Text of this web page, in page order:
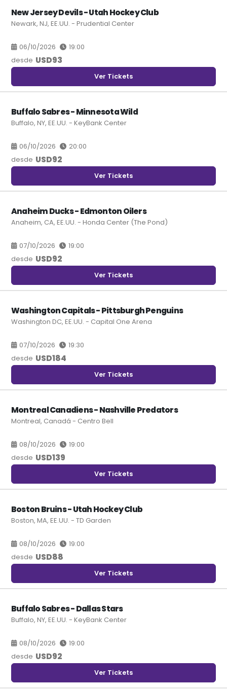
New Jersey Devils - Utah Hockey Club
Newark, NJ, EE.UU. - Prudential Center
06/10/2026
19:00
desde USD93
Ver Tickets
Buffalo Sabres - Minnesota Wild
Buffalo, NY, EE.UU. - KeyBank Center
06/10/2026
20:00
desde USD92
Ver Tickets
Anaheim Ducks - Edmonton Oilers
Anaheim, CA, EE.UU. - Honda Center (The Pond)
07/10/2026
19:00
desde USD92
Ver Tickets
Washington Capitals - Pittsburgh Penguins
Washington DC, EE.UU. - Capital One Arena
07/10/2026
19:30
desde USD184
Ver Tickets
Montreal Canadiens - Nashville Predators
Montreal, Canadá - Centro Bell
08/10/2026
19:00
desde USD139
Ver Tickets
Boston Bruins - Utah Hockey Club
Boston, MA, EE.UU. - TD Garden
08/10/2026
19:00
desde USD88
Ver Tickets
Buffalo Sabres - Dallas Stars
Buffalo, NY, EE.UU. - KeyBank Center
08/10/2026
19:00
desde USD92
Ver Tickets